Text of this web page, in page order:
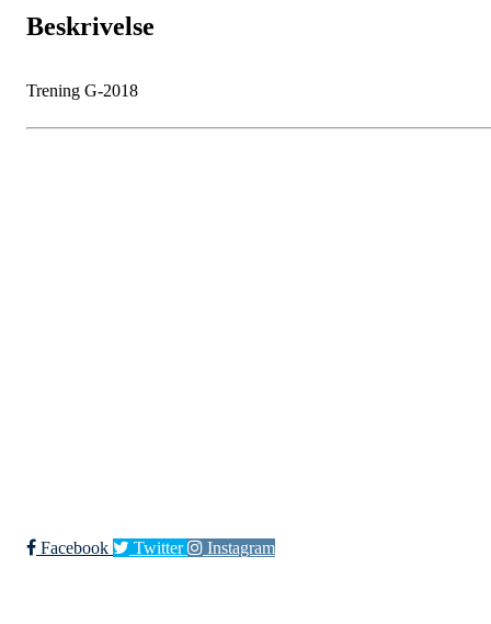
Beskrivelse
Trening G-2018
Facebook Twitter Instagram